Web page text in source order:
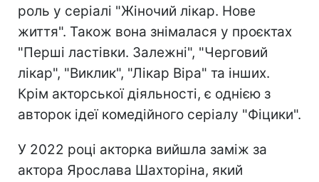
роль у серіалі "Жіночий лікар. Нове
життя". Також вона знімалася у проєктах
"Перші ластівки. Залежні", "Черговий
лікар", "Виклик", "Лікар Віра" та інших.
Крім акторської діяльності, є однією з
авторок ідеї комедійного серіалу "Фіцики".
У 2022 році акторка вийшла заміж за
актора Ярослава Шахторіна, який